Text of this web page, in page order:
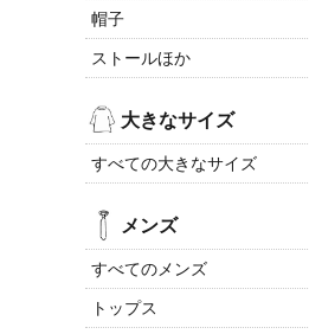
帽子
ストールほか
大きなサイズ
すべての大きなサイズ
メンズ
すべてのメンズ
トップス